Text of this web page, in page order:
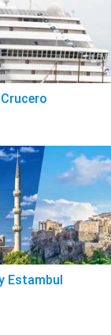
Estambul